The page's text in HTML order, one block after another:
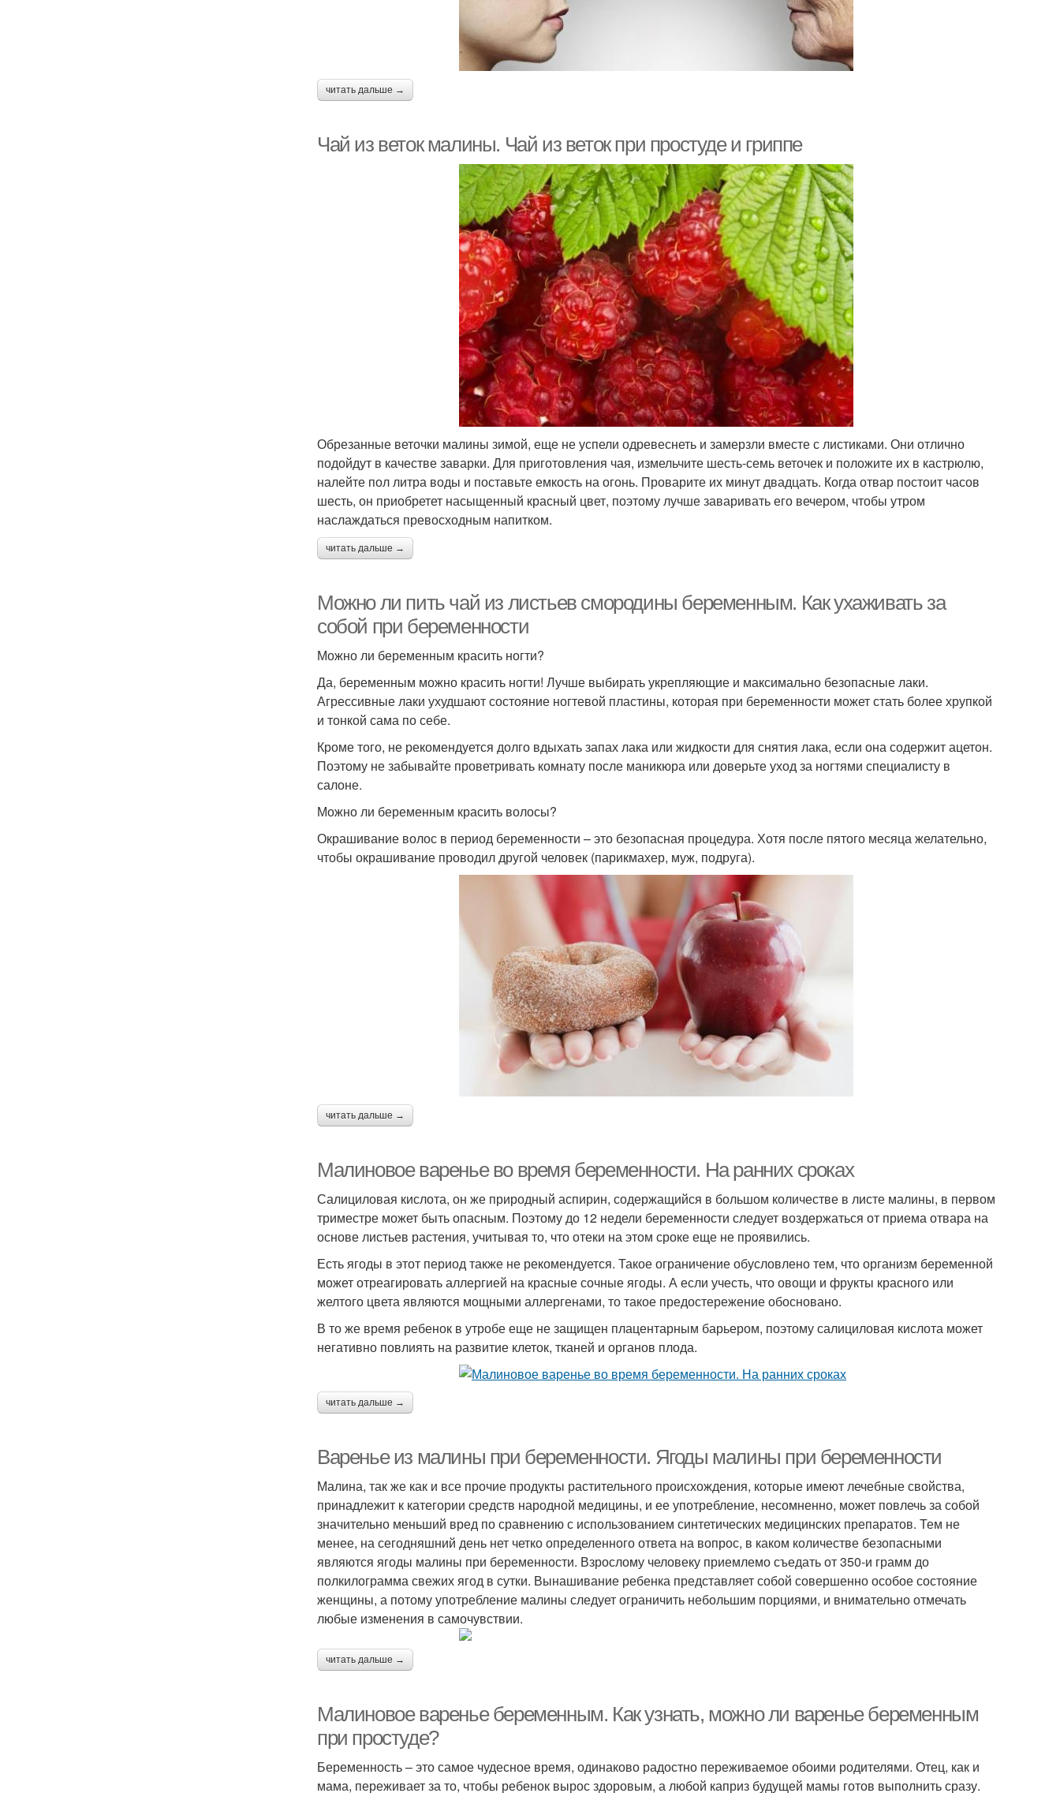
читать дальше →
Чай из веток малины. Чай из веток при простуде и гриппе
Обрезанные веточки малины зимой, еще не успели одревеснеть и замерзли вместе с листиками. Они отлично
подойдут в качестве заварки. Для приготовления чая, измельчите шесть-семь веточек и положите их в кастрюлю,
налейте пол литра воды и поставьте емкость на огонь. Проварите их минут двадцать. Когда отвар постоит часов
шесть, он приобретет насыщенный красный цвет, поэтому лучше заваривать его вечером, чтобы утром
наслаждаться превосходным напитком.
читать дальше →
Можно ли пить чай из листьев смородины беременным. Как ухаживать за
собой при беременности
Можно ли беременным красить ногти?
Да, беременным можно красить ногти! Лучше выбирать укрепляющие и максимально безопасные лаки.
Агрессивные лаки ухудшают состояние ногтевой пластины, которая при беременности может стать более хрупкой
и тонкой сама по себе.
Кроме того, не рекомендуется долго вдыхать запах лака или жидкости для снятия лака, если она содержит ацетон.
Поэтому не забывайте проветривать комнату после маникюра или доверьте уход за ногтями специалисту в
салоне.
Можно ли беременным красить волосы?
Окрашивание волос в период беременности – это безопасная процедура. Хотя после пятого месяца желательно,
чтобы окрашивание проводил другой человек (парикмахер, муж, подруга).
читать дальше →
Малиновое варенье во время беременности. На ранних сроках
Салициловая кислота, он же природный аспирин, содержащийся в большом количестве в листе малины, в первом
триместре может быть опасным. Поэтому до 12 недели беременности следует воздержаться от приема отвара на
основе листьев растения, учитывая то, что отеки на этом сроке еще не проявились.
Есть ягоды в этот период также не рекомендуется. Такое ограничение обусловлено тем, что организм беременной
может отреагировать аллергией на красные сочные ягоды. А если учесть, что овощи и фрукты красного или
желтого цвета являются мощными аллергенами, то такое предостережение обосновано.
В то же время ребенок в утробе еще не защищен плацентарным барьером, поэтому салициловая кислота может
негативно повлиять на развитие клеток, тканей и органов плода.
читать дальше →
Варенье из малины при беременности. Ягоды малины при беременности
Малина, так же как и все прочие продукты растительного происхождения, которые имеют лечебные свойства,
принадлежит к категории средств народной медицины, и ее употребление, несомненно, может повлечь за собой
значительно меньший вред по сравнению с использованием синтетических медицинских препаратов. Тем не
менее, на сегодняшний день нет четко определенного ответа на вопрос, в каком количестве безопасными
являются ягоды малины при беременности. Взрослому человеку приемлемо съедать от 350-и грамм до
полкилограмма свежих ягод в сутки. Вынашивание ребенка представляет собой совершенно особое состояние
женщины, а потому употребление малины следует ограничить небольшим порциями, и внимательно отмечать
любые изменения в самочувствии.
читать дальше →
Малиновое варенье беременным. Как узнать, можно ли варенье беременным
при простуде?
Беременность – это самое чудесное время, одинаково радостно переживаемое обоими родителями. Отец, как и
мама, переживает за то, чтобы ребенок вырос здоровым, а любой каприз будущей мамы готов выполнить сразу.